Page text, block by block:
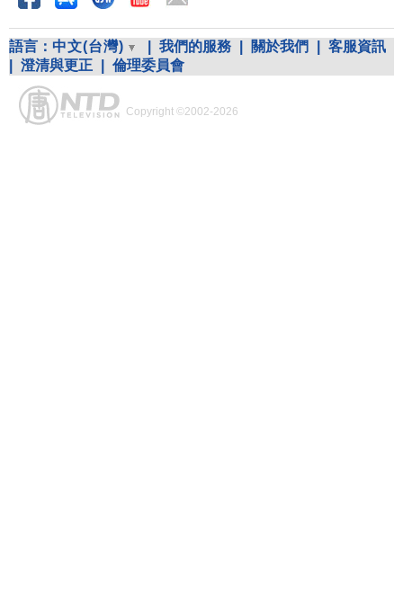
語言： 中文(台灣) 我們的服務 關於我們
客服資訊
澄清與更正 倫理委員會
Copyright ©2002-2026